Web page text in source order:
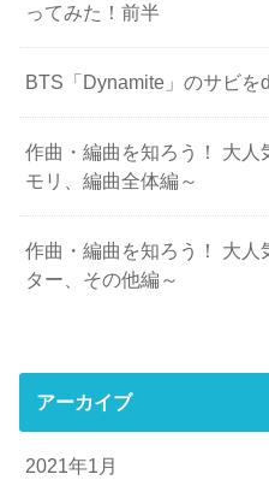
ってみた！前半
BTS「Dynamite」のサビを
作曲・編曲を知ろう！ 大
モリ、編曲全体編～
作曲・編曲を知ろう！ 大
ター、その他編～
アーカイブ
2021年1月